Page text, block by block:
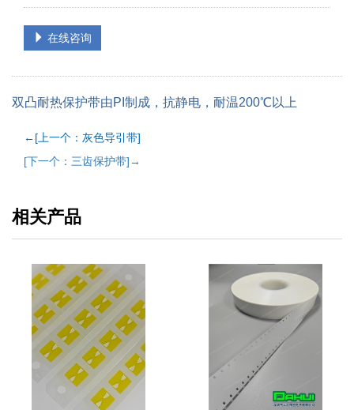
在线咨询
双凸耐热保护带由PI制成，抗静电，耐温200℃以上
←[上一个：灰色导引带]
[下一个：三齿保护带]→
相关产品